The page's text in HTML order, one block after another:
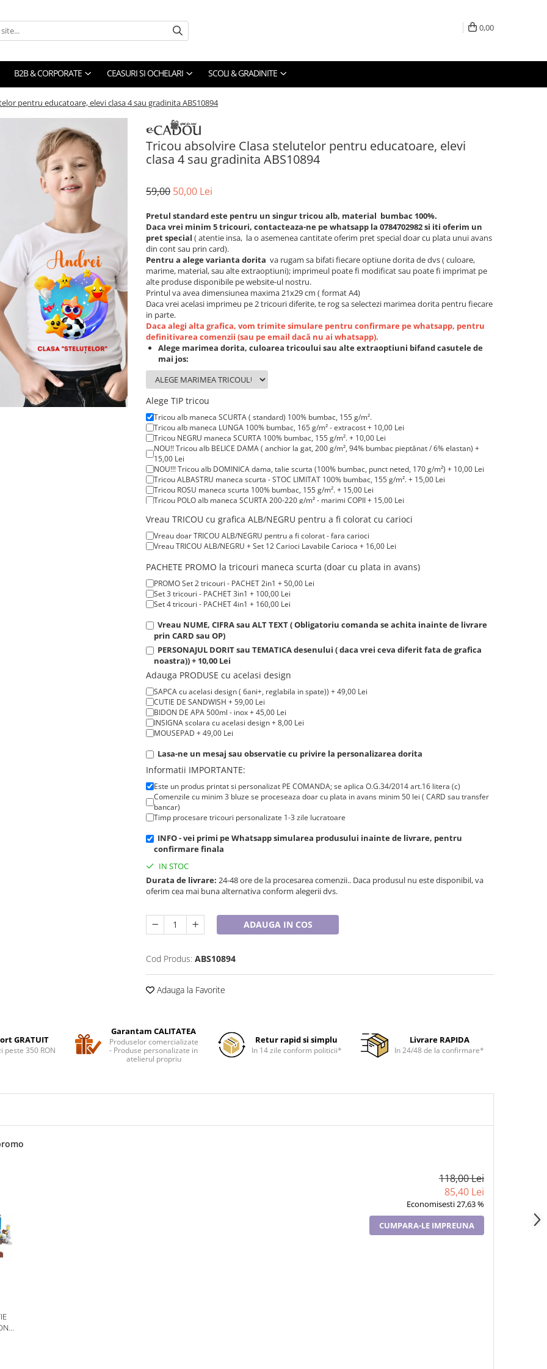
0,00
B2B & CORPORATE CEASURI SI OCHELARI SCOLI & GRADINITE
pentru educatoare, elevi clasa 4 sau gradinita ABS10894
Tricou absolvire Clasa stelutelor pentru educatoare, elevi
clasa 4 sau gradinita ABS10894
59,00 50,00 Lei
Pretul standard este pentru un singur tricou alb, material bumbac 100%.
Daca vrei minim 5 tricouri, contacteaza-ne pe whatsapp la 0784702982 si iti oferim un
pret special ( atentie insa, la o asemenea cantitate oferim pret special doar cu plata unui avans
din cont sau prin card).
Pentru a alege varianta dorita va rugam sa bifati fiecare optiune dorita de dvs ( culoare,
marime, material, sau alte extraoptiuni); imprimeul poate fi modificat sau poate fi imprimat pe
alte produse disponibile pe website-ul nostru.
Printul va avea dimensiunea maxima 21x29 cm ( format A4)
Daca vrei acelasi imprimeu pe 2 tricouri diferite, te rog sa selectezi marimea dorita pentru fiecare
in parte.
Daca alegi alta grafica, vom trimite simulare pentru confirmare pe whatsapp, pentru
definitivarea comenzii (sau pe email dacă nu ai whatsapp).
Alege marimea dorita, culoarea tricoului sau alte extraoptiuni bifand casutele de
mai jos:
Alege TIP tricou
Tricou alb maneca SCURTA ( standard) 100% bumbac, 155 g/m².
Tricou alb maneca LUNGA 100% bumbac, 165 g/m² - extracost + 10,00 Lei
Tricou NEGRU maneca SCURTA 100% bumbac, 155 g/m². + 10,00 Lei
NOU!! Tricou alb BELICE DAMA ( anchior la gat, 200 g/m², 94% bumbac pieptănat / 6% elastan) +
15,00 Lei
NOU!!! Tricou alb DOMINICA dama, talie scurta (100% bumbac, punct neted, 170 g/m²) + 10,00 Lei
Tricou ALBASTRU maneca scurta - STOC LIMITAT 100% bumbac, 155 g/m². + 15,00 Lei
Tricou ROSU maneca scurta 100% bumbac, 155 g/m². + 15,00 Lei
Tricou POLO alb maneca SCURTA 200-220 g/m² - marimi COPII + 15,00 Lei
Tricou ROSU maneca LUNGA ( STOC LIMITAT) 100% bumbac, 165 g/m² - extracost + 20,00 Lei
Vreau TRICOU cu grafica ALB/NEGRU pentru a fi colorat cu carioci
Vreau doar TRICOU ALB/NEGRU pentru a fi colorat - fara carioci
Vreau TRICOU ALB/NEGRU + Set 12 Carioci Lavabile Carioca + 16,00 Lei
PACHETE PROMO la tricouri maneca scurta (doar cu plata in avans)
PROMO Set 2 tricouri - PACHET 2in1 + 50,00 Lei
Set 3 tricouri - PACHET 3in1 + 100,00 Lei
Set 4 tricouri - PACHET 4in1 + 160,00 Lei
Vreau NUME, CIFRA sau ALT TEXT ( Obligatoriu comanda se achita inainte de livrare
prin CARD sau OP)
PERSONAJUL DORIT sau TEMATICA desenului ( daca vrei ceva diferit fata de grafica
noastra)) + 10,00 Lei
Adauga PRODUSE cu acelasi design
SAPCA cu acelasi design ( 6ani+, reglabila in spate)) + 49,00 Lei
CUTIE DE SANDWISH + 59,00 Lei
BIDON DE APA 500ml - inox + 45,00 Lei
INSIGNA scolara cu acelasi design + 8,00 Lei
MOUSEPAD + 49,00 Lei
Lasa-ne un mesaj sau observatie cu privire la personalizarea dorita
Informatii IMPORTANTE:
Este un produs printat si personalizat PE COMANDA; se aplica O.G.34/2014 art.16 litera (c)
Comenzile cu minim 3 bluze se proceseaza doar cu plata in avans minim 50 lei ( CARD sau transfer
bancar)
Timp procesare tricouri personalizate 1-3 zile lucratoare
INFO - vei primi pe Whatsapp simularea produsului inainte de livrare, pentru
confirmare finala
IN STOC
Durata de livrare: 24-48 ore de la procesarea comenzii.. Daca produsul nu este disponibil, va
oferim cea mai buna alternativa conform alegerii dvs.
ADAUGA IN COS
Cod Produs: ABS10894
Adauga la Favorite
GRATUIT
peste 350 RON
Garantam CALITATEA
Produselor comercializate
- Produse personalizate in
atelierul propriu
Retur rapid si simplu
In 14 zile conform politicii*
Livrare RAPIDA
In 24/48 de la confirmare*
118,00 Lei
85,40 Lei
Economisesti 27,63 %
CUMPARA-LE IMPREUNA